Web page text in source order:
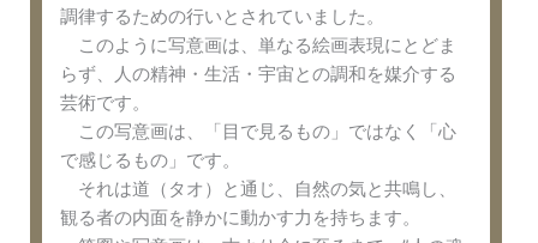
調律するための行いとされていました。
このように写意画は、単なる絵画表現にとどま
らず、人の精神・生活・宇宙との調和を媒介する
芸術です。
この写意画は、「目で見るもの」ではなく「心
で感じるもの」です。
それは道（タオ）と通じ、自然の気と共鳴し、
観る者の内面を静かに動かす力を持ちます。